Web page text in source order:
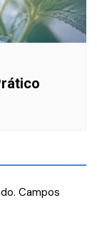
Campos